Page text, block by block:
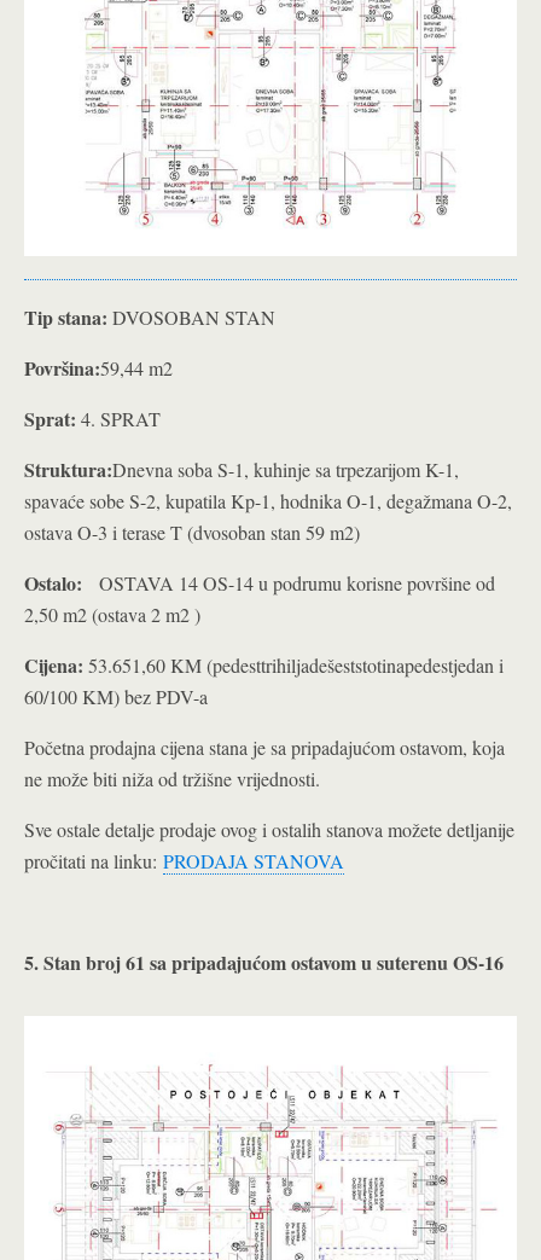
Tip stana: DVOSOBAN STAN
Površina:59,44 m2
Sprat: 4. SPRAT
Struktura:Dnevna soba S-1, kuhinje sa trpezarijom K-1,
spavaće sobe S-2, kupatila Kp-1, hodnika O-1, degažmana O-2,
ostava O-3 i terase T (dvosoban stan 59 m2)
Ostalo: OSTAVA 14 OS-14 u podrumu korisne površine od
2,50 m2 (ostava 2 m2 )
Cijena: 53.651,60 KM (pedesttrihiljadešeststotinapedestjedan i
60/100 KM) bez PDV-a
Početna prodajna cijena stana je sa pripadajućom ostavom, koja
ne može biti niža od tržišne vrijednosti.
Sve ostale detalje prodaje ovog i ostalih stanova možete detljanije
pročitati na linku: PRODAJA STANOVA
5. Stan broj 61 sa pripadajućom ostavom u suterenu OS-16